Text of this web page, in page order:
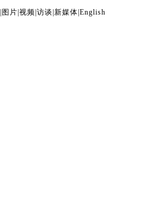
图片 视频 访谈 新媒体 English